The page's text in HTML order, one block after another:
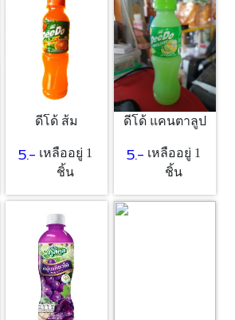
ดีโด้ ส้ม
5.- เหลืออยู่ 1
ชิ้น
ดีโด้ แคนตาลูป
5.- เหลืออยู่ 1
ชิ้น